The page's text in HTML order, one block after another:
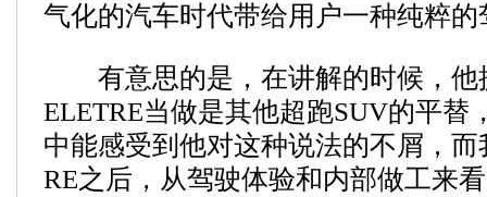
气化的汽车时代带给用户一种纯粹的
有意思的是，在讲解的时候，他
ELETRE当做是其他超跑SUV的平替
中能感受到他对这种说法的不屑，而
RE之后，从驾驶体验和内部做工来